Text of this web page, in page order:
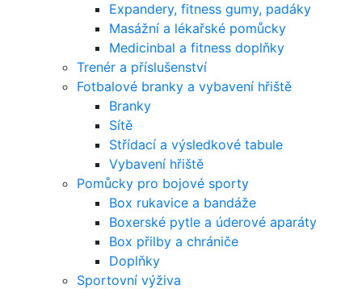
Expandery, fitness gumy, padáky
Masážní a lékařské pomůcky
Medicinbal a fitness doplňky
Trenér a příslušenství
Fotbalové branky a vybavení hřiště
Branky
Sítě
Střídací a výsledkové tabule
Vybavení hřiště
Pomůcky pro bojové sporty
Box rukavice a bandáže
Boxerské pytle a úderové aparáty
Box přilby a chrániče
Doplňky
Sportovní výživa